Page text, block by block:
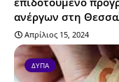
ανέργων στη
Απρίλιος 15, 2024
ΔΥΠΑ